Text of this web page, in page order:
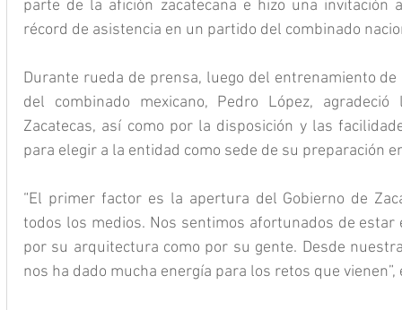
parte de la afición zacatecana e hizo una
récord de asistencia en un partido del combinado
Durante rueda de prensa, luego del entrenamiento
del combinado mexicano, Pedro López,
Zacatecas, así como por la disposición y las
para elegir a la entidad como sede de su preparación
“El primer factor es la apertura del Gobierno de
todos los medios. Nos sentimos afortunados de
por su arquitectura como por su gente. Desde
nos ha dado mucha energía para los retos que vienen”,